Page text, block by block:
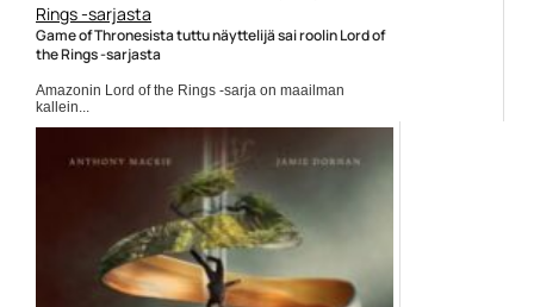
Game of Thronesista tuttu näyttelijä sai roolin Lord of
the Rings -sarjasta
Amazonin Lord of the Rings -sarja on maailman
kallein...
Amazon Prime